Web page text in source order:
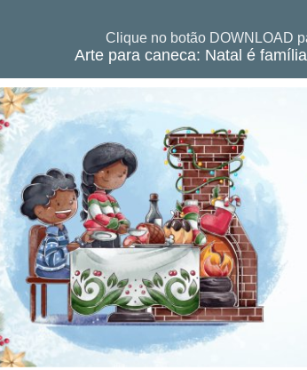
Clique no botão DOWNLOAD
Arte para caneca: Natal é